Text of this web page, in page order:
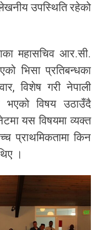
उपस्थिति रहेको
महासचिव आर.सी.
भिसा प्रतिबन्धका
विशेष गरी नेपाली
भएको विषय उठाउँदै
यस विषयमा व्यक्त
प्राथमिकतामा किन
।